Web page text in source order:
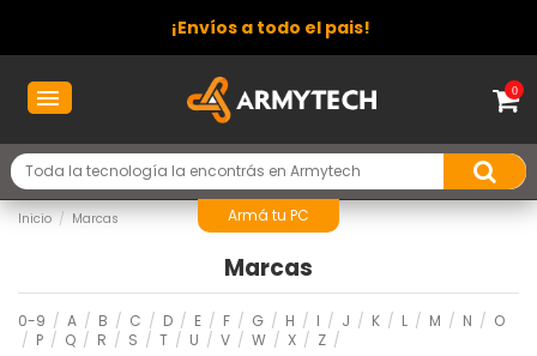
¡Envíos a todo el pais!
0
Armá tu PC
Inicio Marcas
Marcas
0-9 / A / B / C / D / E / F / G / H / I / J / K / L / M / N / O
/ P / Q / R / S / T / U / V / W / X / Z /